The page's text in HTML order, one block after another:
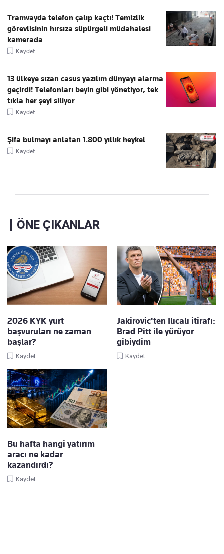
Tramvayda telefon çalıp kaçtı! Temizlik
görevlisinin hırsıza süpürgeli müdahalesi
kamerada
Kaydet
13 ülkeye sızan casus yazılım dünyayı alarma
geçirdi! Telefonları beyin gibi yönetiyor, tek
tıkla her şeyi siliyor
Kaydet
Şifa bulmayı anlatan 1.800 yıllık heykel
Kaydet
ÖNE ÇIKANLAR
2026 KYK yurt
başvuruları ne zaman
başlar?
Kaydet
Jakirovic'ten Ilıcalı itirafı:
Brad Pitt ile yürüyor
gibiydim
Kaydet
Bu hafta hangi yatırım
aracı ne kadar
kazandırdı?
Kaydet